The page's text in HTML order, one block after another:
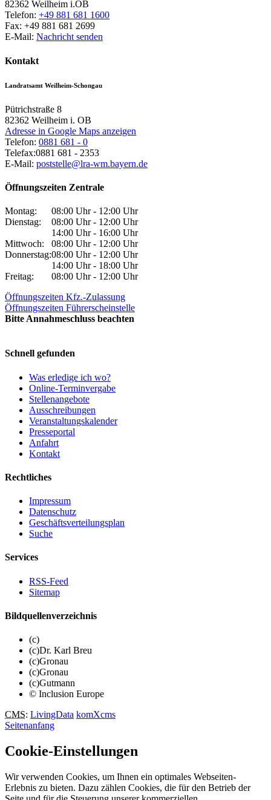
82362 Weilheim i.OB
Telefon: +49 881 681 1600
Fax: +49 881 681 2699
E-Mail: Nachricht senden
Kontakt
Landratsamt Weilheim-Schongau
Pütrichstraße 8
82362 Weilheim i. OB
Adresse in Google Maps anzeigen
Telefon: 0881 681 - 0
Telefax:0881 681 - 2353
E-Mail: poststelle@lra-wm.bayern.de
Öffnungszeiten Zentrale
Montag:
08:00 Uhr - 12:00 Uhr
Dienstag:
08:00 Uhr - 12:00 Uhr
14:00 Uhr - 16:00 Uhr
Mittwoch:
08:00 Uhr - 12:00 Uhr
Donnerstag:08:00 Uhr - 12:00 Uhr
14:00 Uhr - 18:00 Uhr
Freitag:
08:00 Uhr - 12:00 Uhr
Öffnungszeiten Kfz.-Zulassung
Öffnungszeiten Führerscheinstelle
Bitte Annahmeschluss beachten
Schnell gefunden
Was erledige ich wo?
Online-Terminvergabe
Stellenangebote
Ausschreibungen
Veranstaltungskalender
Presseportal
Anfahrt
Kontakt
Rechtliches
Impressum
Datenschutz
Geschäftsverteilungsplan
Suche
Services
RSS-Feed
Sitemap
Bildquellenverzeichnis
(c)
(c)Dr. Karl Breu
(c)Gronau
(c)Gronau
(c)Gutmann
© Inclusion Europe
CMS: LivingData komXcms
Seitenanfang
Cookie-Einstellungen
Wir verwenden Cookies, um Ihnen ein optimales Webseiten-
Erlebnis zu bieten. Dazu zählen Cookies, die für den Betrieb der